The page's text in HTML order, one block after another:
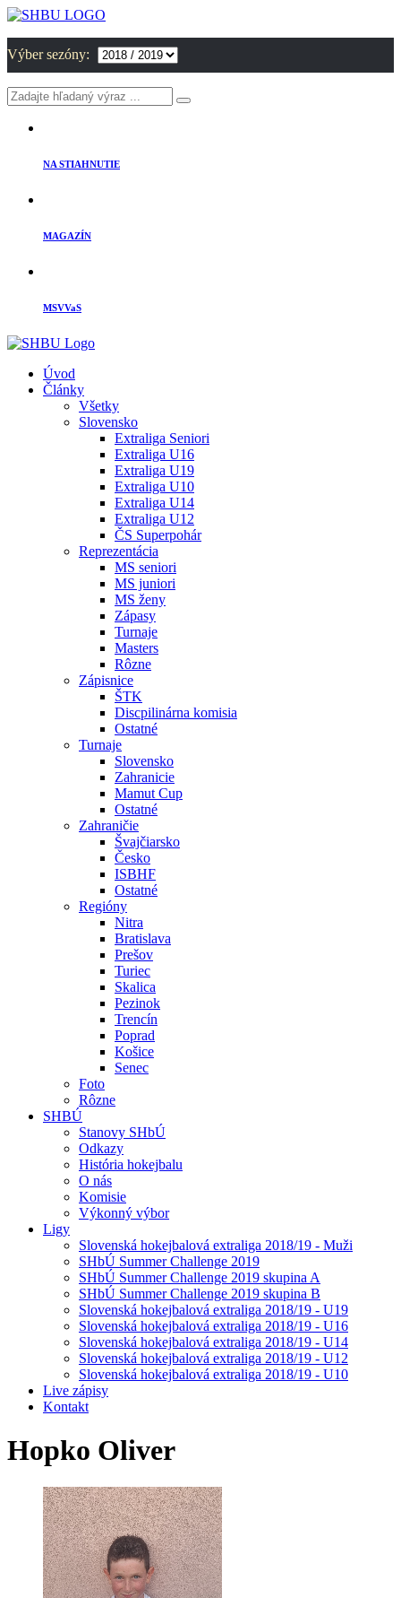
Výber sezóny:
NA STIAHNUTIE
MAGAZÍN
MSVVaS
Úvod
Články
Všetky
Slovensko
Extraliga Seniori
Extraliga U16
Extraliga U19
Extraliga U10
Extraliga U14
Extraliga U12
ČS Superpohár
Reprezentácia
MS seniori
MS juniori
MS ženy
Zápasy
Turnaje
Masters
Rôzne
Zápisnice
ŠTK
Discpilinárna komisia
Ostatné
Turnaje
Slovensko
Zahranicie
Mamut Cup
Ostatné
Zahraničie
Švajčiarsko
Česko
ISBHF
Ostatné
Regióny
Nitra
Bratislava
Prešov
Turiec
Skalica
Pezinok
Trencín
Poprad
Košice
Senec
Foto
Rôzne
SHBÚ
Stanovy SHbÚ
Odkazy
História hokejbalu
O nás
Komisie
Výkonný výbor
Ligy
Slovenská hokejbalová extraliga 2018/19 - Muži
SHbÚ Summer Challenge 2019
SHbÚ Summer Challenge 2019 skupina A
SHbÚ Summer Challenge 2019 skupina B
Slovenská hokejbalová extraliga 2018/19 - U19
Slovenská hokejbalová extraliga 2018/19 - U16
Slovenská hokejbalová extraliga 2018/19 - U14
Slovenská hokejbalová extraliga 2018/19 - U12
Slovenská hokejbalová extraliga 2018/19 - U10
Live zápisy
Kontakt
Hopko Oliver